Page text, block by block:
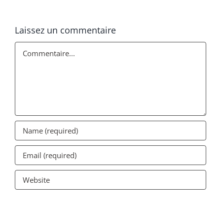
Laissez un commentaire
Commentaire